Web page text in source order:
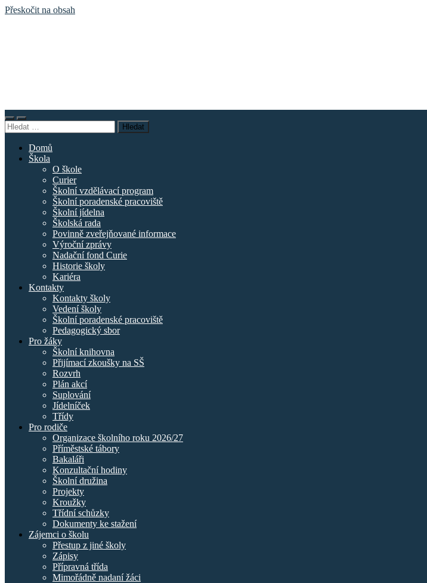
Přeskočit na obsah
Přepnout
mobilní
Přepnout
vyhledávací
Vyhledávání
Domů
Škola
O škole
Curier
Školní vzdělávací program
Školní poradenské pracoviště
Školní jídelna
Školská rada
Povinně zveřejňované informace
Výroční zprávy
Nadační fond Curie
Historie školy
Kariéra
Kontakty
Kontakty školy
Vedení školy
Školní poradenské pracoviště
Pedagogický sbor
Pro žáky
Školní knihovna
Přijímací zkoušky na SŠ
Rozvrh
Plán akcí
Suplování
Jídelníček
Třídy
Pro rodiče
Organizace školního roku 2026/27
Příměstské tábory
Bakaláři
Konzultační hodiny
Školní družina
Projekty
Kroužky
Třídní schůzky
Dokumenty ke stažení
Zájemci o školu
Přestup z jiné školy
Zápisy
Přípravná třída
Mimořádně nadaní žáci